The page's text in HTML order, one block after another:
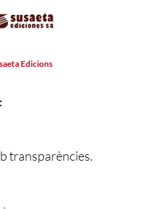
Edicions
transparències.